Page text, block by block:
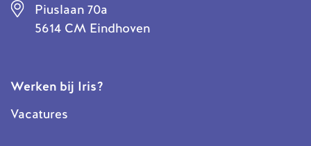
Piuslaan 70a
5614 CM Eindhoven
Werken bij Iris?
Vacatures